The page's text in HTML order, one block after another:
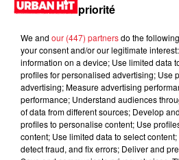
Afficher
Cet élément est masqué
dépôt de cookies que vous
souhaitez l'afficher, merci de
en cliquant sur le
priorité
We and our (447) partnersdo the
your consent and/or our legitimate
information on a device; Use limited data
profiles for personalised advertising; Use
advertising; Measure advertising
performance; Understand audiences
of data from different sources; Develop
profiles to personalise content; Use
content; Use limited data to select
detect fraud, and fix errors; Deliver and